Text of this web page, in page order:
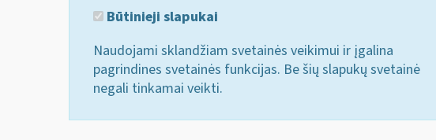
Būtinieji slapukai
Naudojami sklandžiam svetainės veikimui ir įgalina
pagrindines svetainės funkcijas. Be šių slapukų svetainė
negali tinkamai veikti.